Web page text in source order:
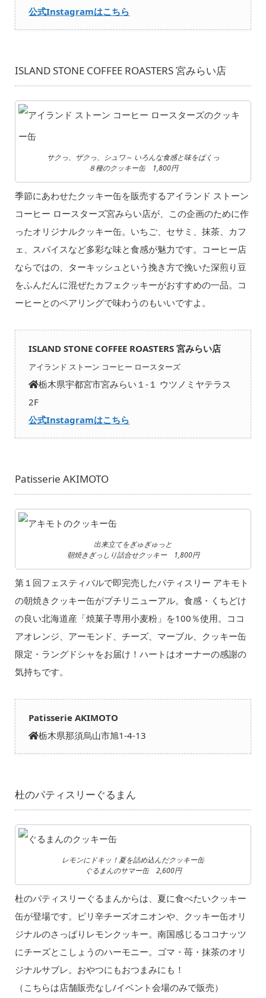
公式Instagramはこちら
ISLAND STONE COFFEE ROASTERS 宮みらい店
サクっ、ザクっ、シュワ～ いろんな食感と味をぱくっ
８種のクッキー缶 1,800円
季節にあわせたクッキー缶を販売するアイランド ストーン
コーヒー ロースターズ宮みらい店が、この企画のために作
ったオリジナルクッキー缶。いちご、セサミ、抹茶、カフ
ェ、スパイスなど多彩な味と食感が魅力です。コーヒー店
ならではの、ターキッシュという挽き方で挽いた深煎り豆
をふんだんに混ぜたカフェクッキーがおすすめの一品。コ
ーヒーとのペアリングで味わうのもいいですよ。
ISLAND STONE COFFEE ROASTERS 宮みらい店
アイランド ストーン コーヒー ロースターズ
栃木県宇都宮市宮みらい１-１ ウツノミヤテラス
2F
公式Instagramはこちら
Patisserie AKIMOTO
出来立てをぎゅぎゅっと
朝焼きぎっしり詰合せクッキー 1,800円
第１回フェスティバルで即完売したパティスリー アキモト
の朝焼きクッキー缶がプチリニューアル。食感・くちどけ
の良い北海道産「焼菓子専用小麦粉」を100％使用。ココ
アオレンジ、アーモンド、チーズ、マーブル、クッキー缶
限定・ラングドシャをお届け！ハートはオーナーの感謝の
気持ちです。
Patisserie AKIMOTO
栃木県那須烏山市旭1-4-13
杜のパティスリーぐるまん
レモンにドキッ！夏を詰め込んだクッキー缶
ぐるまんのサマー缶 2,600円
杜のパティスリーぐるまんからは、夏に食べたいクッキー
缶が登場です。ピリ辛チーズオニオンや、クッキー缶オリ
ジナルのさっぱりレモンクッキー。南国感じるココナッツ
にチーズとこしょうのハーモニー。ゴマ・苺・抹茶のオリ
ジナルサブレ。おやつにもおつまみにも！
（こちらは店舗販売なし/イベント会場のみで販売）